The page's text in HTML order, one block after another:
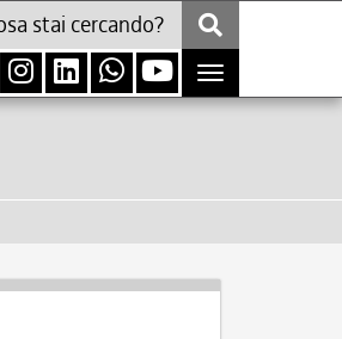
Toggle
navigation